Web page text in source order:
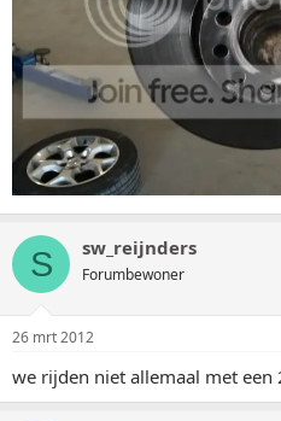
S sw_reijnders
Forumbewoner
26 mrt 2012
we rijden niet allemaal met een